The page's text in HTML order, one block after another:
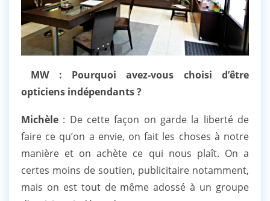
MW : Pourquoi avez-vous choisi d’être
opticiens indépendants ?
Michèle : De cette façon on garde la liberté de
faire ce qu’on a envie, on fait les choses à notre
manière et on achète ce qui nous plaît. On a
certes moins de soutien, publicitaire notamment,
mais on est tout de même adossé à un groupe